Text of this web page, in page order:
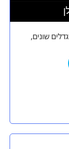
שונים,